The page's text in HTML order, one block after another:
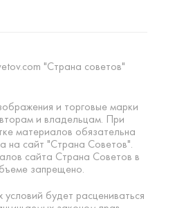
"Страна советов"
и торговые марки
и владельцам. При
материалов обязательна
на сайт "Страна Советов".
сайта Страна Советов в
запрещено.
будет расцениваться